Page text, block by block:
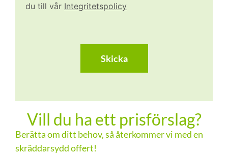
du till vår Integritetspolicy
Vill du ha ett prisförslag?
Berätta om ditt behov, så återkommer vi med en
skräddarsydd offert!